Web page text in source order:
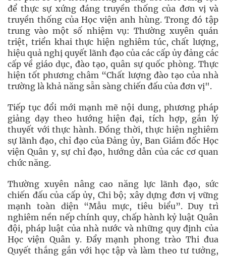
để thực sự xứng đáng truyền thống của đơn vị và
truyền thống của Học viện anh hùng. Trong đó tập
trung vào một số nhiệm vụ: Thường xuyên quán
triệt, triển khai thực hiện nghiêm túc, chất lượng,
hiệu quả nghị quyết lãnh đạo của các cấp ủy đảng các
cấp về giáo dục, đào tạo, quân sự quốc phòng. Thực
hiện tốt phương châm “Chất lượng đào tạo của nhà
trường là khả năng sẵn sàng chiến đấu của đơn vị".
Tiếp tục đổi mới mạnh mẽ nội dung, phương pháp
giảng dạy theo hướng hiện đại, tích hợp, gắn lý
thuyết với thực hành. Đồng thời, thực hiện nghiêm
sự lãnh đạo, chỉ đạo của Đảng ủy, Ban Giám đốc Học
viện Quân y, sự chỉ đạo, hướng dẫn của các cơ quan
chức năng.
Thường xuyên nâng cao năng lực lãnh đạo, sức
chiến đấu của cấp ủy, Chi bộ; xây dựng đơn vị vững
mạnh toàn diện “Mẫu mực, tiêu biểu”. Duy trì
nghiêm nền nếp chính quy, chấp hành kỷ luật Quân
đội, pháp luật của nhà nước và những quy định của
Học viện Quân y. Đẩy mạnh phong trào Thi đua
Quyết thắng gắn với học tập và làm theo tư tưởng,